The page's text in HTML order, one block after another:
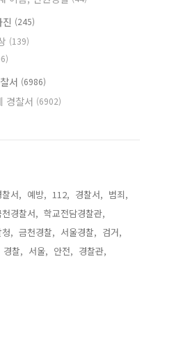
(245)
(139)
서 (6986)
경찰서 (6902)
서, 예방, 112, 경찰서, 범죄,
경찰서, 학교전담경찰관,
, 금천경찰, 서울경찰, 검거,
경찰, 서울, 안전, 경찰관,